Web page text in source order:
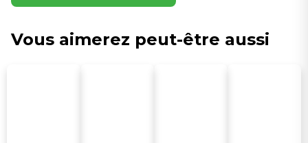
Vous aimerez peut-être aussi